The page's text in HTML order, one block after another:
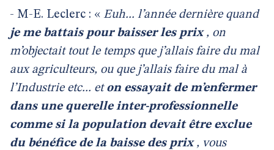
- M-E. Leclerc : « Euh... l’année dernière quand
je me battais pour baisser les prix , on
m’objectait tout le temps que j’allais faire du mal
aux agriculteurs, ou que j’allais faire du mal à
l’Industrie etc... et on essayait de m’enfermer
dans une querelle inter-professionnelle
comme si la population devait être exclue
du bénéfice de la baisse des prix , vous